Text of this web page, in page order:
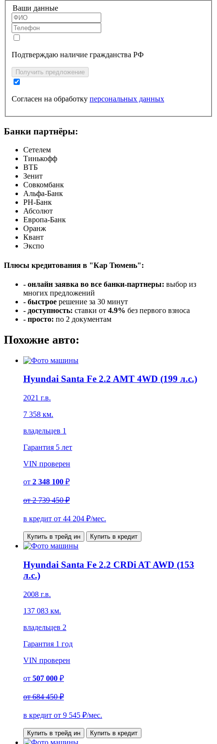
Ваши данные
Подтверждаю наличие гражданства РФ
Получить предложение
Согласен на обработку персональных данных
Банки партнёры:
Сетелем
Тинькофф
ВТБ
Зенит
Совкомбанк
Альфа-Банк
РН-Банк
Абсолют
Европа-Банк
Оранж
Квант
Экспо
Плюсы кредитования в "Кар Тюмень":
- онлайн заявка во все банки-партнеры: выбор из
многих предложений
- быстрое решение за 30 минут
- доступность: ставки от 4.9% без первого взноса
- просто: по 2 документам
Похожие авто:
Hyundai Santa Fe 2.2 AMT 4WD (199 л.с.)
2021 г.в.
7 358 км.
владельцев 1
Гарантия 5 лет
VIN проверен
от 2 348 100 ₽
от2 739 450 ₽
в кредит от 44 204 ₽/мес.
Купить в трейд ин Купить в кредит
Hyundai Santa Fe 2.2 CRDi AT AWD (153
л.с.)
2008 г.в.
137 083 км.
владельцев 2
Гарантия 1 год
VIN проверен
от 507 000 ₽
от684 450 ₽
в кредит от 9 545 ₽/мес.
Купить в трейд ин Купить в кредит